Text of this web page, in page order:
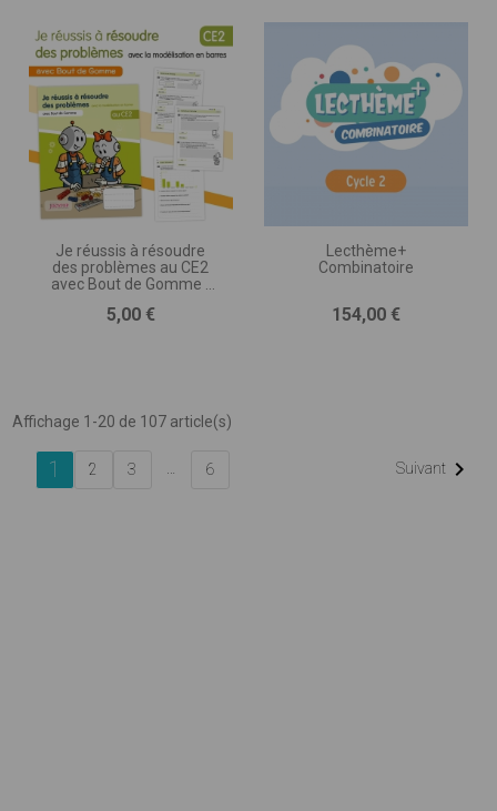
Je réussis à résoudre
des problèmes au CE2
avec Bout de Gomme -
barres
Prix
5,00 €
Lecthème+
Combinatoire
Prix
154,00 €
Affichage 1-20 de 107 article(s)
1 2 3 6 Suivant